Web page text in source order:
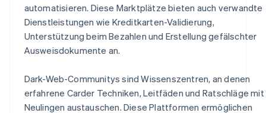
automatisieren. Diese Marktplätze bieten auch verwandte
Dienstleistungen wie Kreditkarten-Validierung,
Unterstützung beim Bezahlen und Erstellung gefälschter
Ausweisdokumente an.
Dark-Web-Communitys sind Wissenszentren, an denen
erfahrene Carder Techniken, Leitfäden und Ratschläge mit
Neulingen austauschen. Diese Plattformen ermöglichen